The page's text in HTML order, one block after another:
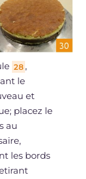
28 ,
le
et
placez le
au
les bords